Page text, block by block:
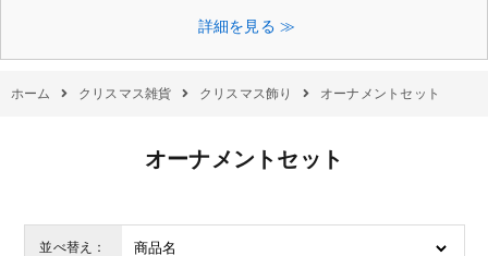
詳細を見る ≫
オーナメントセット
並べ替え：
ホーム クリスマス雑貨 クリスマス飾り オーナメントセット